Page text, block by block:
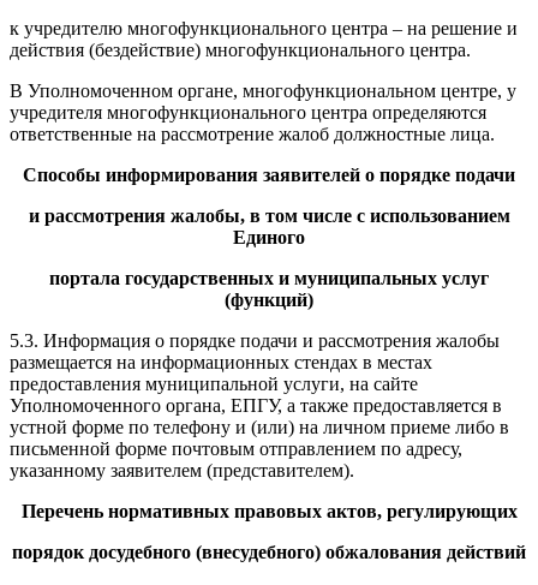
к учредителю многофункционального центра – на решение и
действия (бездействие) многофункционального центра.
В Уполномоченном органе, многофункциональном центре, у
учредителя многофункционального центра определяются
ответственные на рассмотрение жалоб должностные лица.
Способы информирования заявителей о порядке подачи
и рассмотрения жалобы, в том числе с использованием
Единого
портала государственных и муниципальных услуг
(функций)
5.3. Информация о порядке подачи и рассмотрения жалобы
размещается на информационных стендах в местах
предоставления муниципальной услуги, на сайте
Уполномоченного органа, ЕПГУ, а также предоставляется в
устной форме по телефону и (или) на личном приеме либо в
письменной форме почтовым отправлением по адресу,
указанному заявителем (представителем).
Перечень нормативных правовых актов, регулирующих
порядок досудебного (внесудебного) обжалования действий